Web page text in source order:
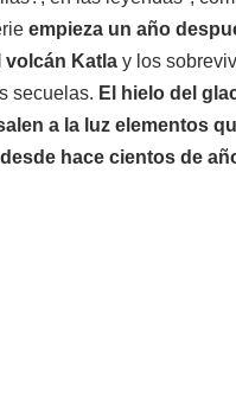
empieza un año
volcán Katla y los
secuelas. El hielo del
a la luz elementos
hace cientos de